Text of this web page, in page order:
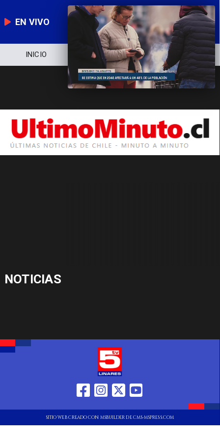
EN VIVO
INICIO NOTICIERO POLÍTICA
NOTICIAS
SITIO WEB CREADO CON MSBUILDER DE CMS-MSPRESS.COM